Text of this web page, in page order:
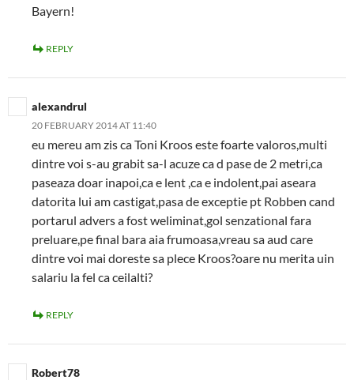
Bayern!
REPLY
alexandrul
20 FEBRUARY 2014 AT 11:40
eu mereu am zis ca Toni Kroos este foarte valoros,multi
dintre voi s-au grabit sa-l acuze ca d pase de 2 metri,ca
paseaza doar inapoi,ca e lent ,ca e indolent,pai aseara
datorita lui am castigat,pasa de exceptie pt Robben cand
portarul advers a fost weliminat,gol senzational fara
preluare,pe final bara aia frumoasa,vreau sa aud care
dintre voi mai doreste sa plece Kroos?oare nu merita uin
salariu la fel ca ceilalti?
REPLY
Robert78